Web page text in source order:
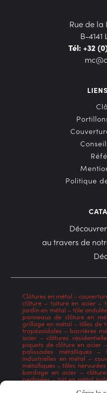
Rue de la
B-
Tél: +32
Politique
au travers de
Clôtures en métal–
clôture– toiture en acier–
jardin en métal – tôle ondulée
panneaux de clôture en
grillage en métal – tôles de
trapézoïdales – barrières
acier– clôtures
piquets de clôture en acier
palissades métalliques –
industrielles en métal –
métalliques – tôles nervurées
bardage en acier–
perforées–toit en métal